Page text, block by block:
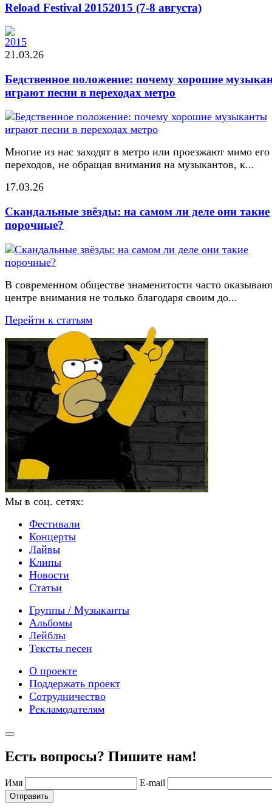
Reload Festival 20152015 (7-8 августа)
21.03.26
Бедственное положение: почему хорошие
играют песни в переходах метро
Многие из нас заходят в метро или проезжают мимо его
переходов, не обращая внимания на музыкантов, к...
17.03.26
Скандальные звёзды: на самом ли деле они такие
порочные?
В современном обществе знаменитости часто
центре внимания не только благодаря своим до...
Перейти к статьям
Мы в соц. сетях:
Фестивали
Концерты
Лайвы
Клипы
Новости
Статьи
Группы / Музыканты
Альбомы
Лейблы
Тексты песен
О проекте
Поддержать проект
Сотрудничество
Рекламодателям
Есть вопросы? Пишите нам!
Имя E-mail